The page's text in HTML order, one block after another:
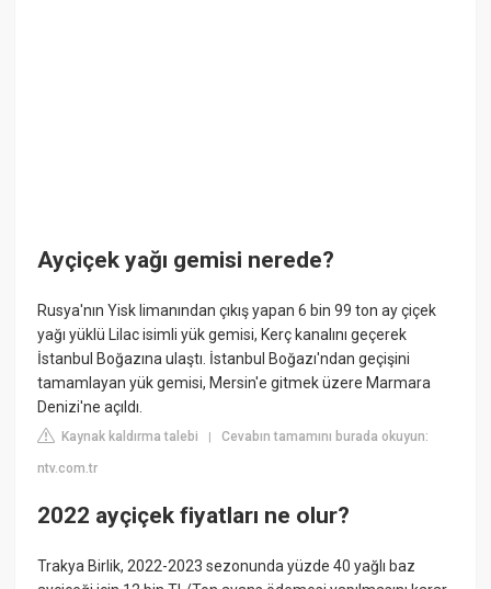
Ayçiçek yağı gemisi nerede?
Rusya'nın Yisk limanından çıkış yapan 6 bin 99 ton ay çiçek
yağı yüklü Lilac isimli yük gemisi, Kerç kanalını geçerek
İstanbul Boğazına ulaştı. İstanbul Boğazı'ndan geçişini
tamamlayan yük gemisi, Mersin'e gitmek üzere Marmara
Denizi'ne açıldı.
Kaynak kaldırma talebi |Cevabın tamamını burada okuyun:
ntv.com.tr
2022 ayçiçek fiyatları ne olur?
Trakya Birlik, 2022-2023 sezonunda yüzde 40 yağlı baz